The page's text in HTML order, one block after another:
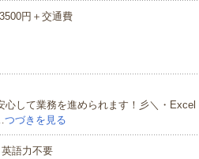
円＋交通費
して業務を進められます！彡＼・Excel
つづきを見る
語力不要